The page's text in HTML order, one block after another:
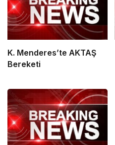
K. Menderes’te AKTAŞ
Bereketi